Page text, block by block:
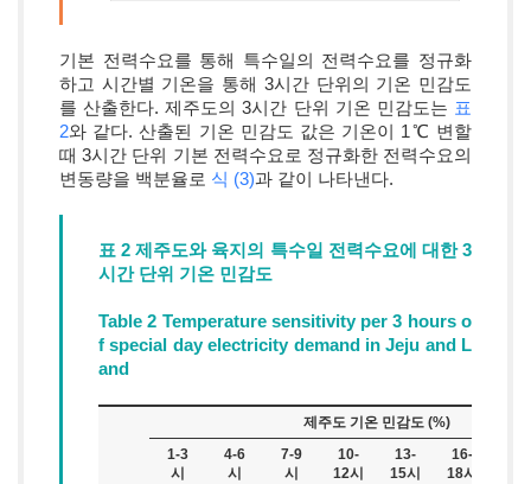
기본 전력수요를 통해 특수일의 전력수요를 정규화
하고 시간별 기온을 통해 3시간 단위의 기온 민감도
를 산출한다. 제주도의 3시간 단위 기온 민감도는 표
2와 같다. 산출된 기온 민감도 값은 기온이 1℃ 변할
때 3시간 단위 기본 전력수요로 정규화한 전력수요의
변동량을 백분율로 식 (3)과 같이 나타낸다.
표 2 제주도와 육지의 특수일 전력수요에 대한 3
시간 단위 기온 민감도
Table 2 Temperature sensitivity per 3 hours o
f special day electricity demand in Jeju and L
and
제주도 기온 민감도 (%)
1-3
시
4-6
시
7-9
시
10-
12시
13-
15시
16-
18시